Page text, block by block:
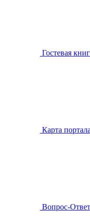
Гостевая
Карта
Вопрос-Ответ